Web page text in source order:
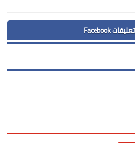
تعليقات Facebook